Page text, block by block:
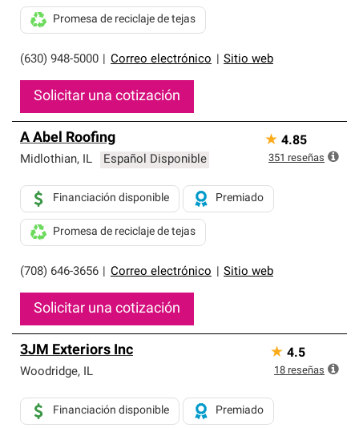
(630) 948-5000 Correo electrónico Sitio web
Promesa de reciclaje de tejas
Solicitar una cotización
A Abel Roofing
Midlothian, IL Español Disponible
(708) 646-3656 Correo electrónico Sitio web
Financiación disponible Premiado
Promesa de reciclaje de tejas
Solicitar una cotización
★ 4.85
351 reseñas
3JM Exteriors Inc
Woodridge, IL
Financiación disponible Premiado
★ 4.5
18 reseñas